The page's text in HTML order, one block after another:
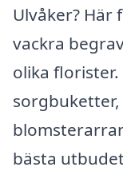
Ulvåker?
vackra
olika
bästa